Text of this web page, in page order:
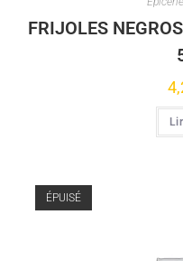
FRIJOLES
ÉPUISÉ